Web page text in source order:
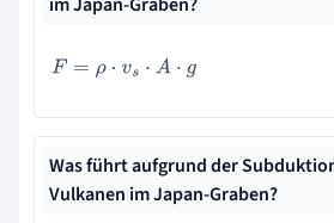
im Japan-Graben?
F =ρ ⋅ vs⋅ A ⋅g
Was führt aufgrund der
Vulkanen im Japan-Graben?